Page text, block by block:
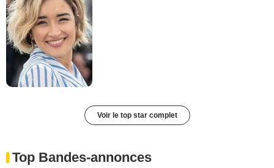
Voir le top star complet
Top Bandes-annonces